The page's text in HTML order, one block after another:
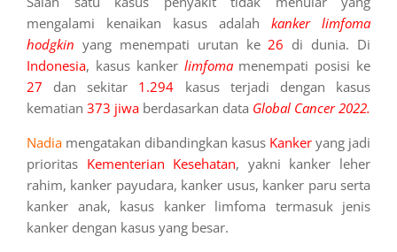
mengalami kenaikan kasus adalah kanker limfoma
hodgkin yang menempati urutan ke26 di dunia. Di
Indonesia, kasus kanker limfomamenempati posisi ke
27 dan sekitar 1.294 kasus terjadi dengan kasus
kematian 373 jiwa berdasarkan data Global Cancer 2022.
Nadia mengatakan dibandingkan kasus Kanker yang jadi
prioritas Kementerian Kesehatan, yakni kanker leher
rahim, kanker payudara, kanker usus, kanker paru serta
kanker anak, kasus kanker limfoma termasuk jenis
kanker dengan kasus yang besar.